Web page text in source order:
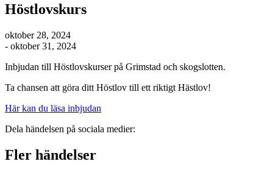
Höstlovskurs
oktober 28, 2024
- oktober 31, 2024
Inbjudan till Höstlovskurser på Grimstad och skogslotten.
Ta chansen att göra ditt Höstlov till ett riktigt Hästlov!
Här kan du läsa inbjudan
Dela händelsen på sociala medier:
Fler händelser